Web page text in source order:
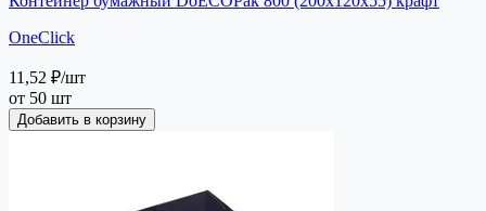
OneClick
11,52 ₽/шт
от 50 шт
Добавить в корзину